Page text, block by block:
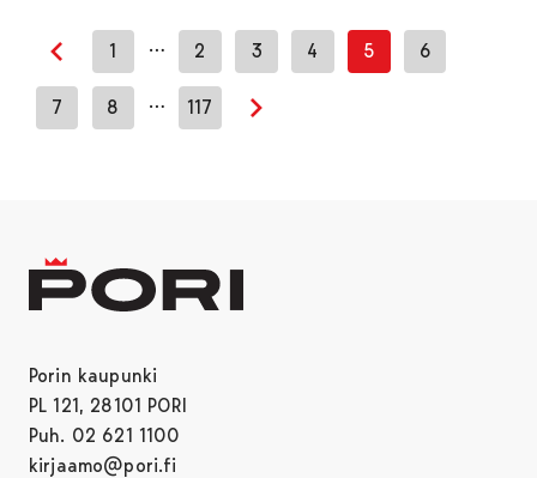
Edellinen sivu
1 … 2 3 4 5 6
7 8 … 117
Seuraava sivu
Porin kaupunki
PL 121, 28101 PORI
Puh. 02 621 1100
kirjaamo@pori.fi